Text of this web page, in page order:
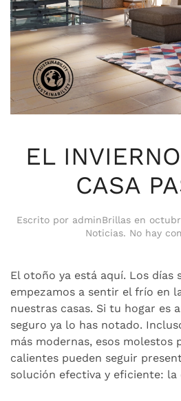
EL
CASA
Escrito por adminBrillas en
Noticias. No hay
El otoño ya está aquí. Los días
empezamos a sentir el frío en
nuestras casas. Si tu hogar es
seguro ya lo has notado.
más modernas, esos molestos
calientes pueden seguir
solución efectiva y eficiente: la